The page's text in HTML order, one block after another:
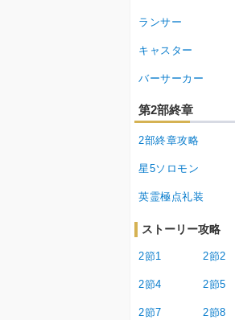
ランサー
キャスター
バーサーカー
第2部終章
2部終章攻略
星5ソロモン
英霊極点礼装
ストーリー攻略
2節1 2節2
2節4 2節5
2節7 2節8